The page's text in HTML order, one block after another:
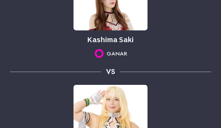
Kashima Saki
GANAR
VS